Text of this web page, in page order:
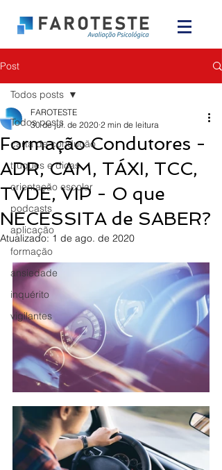
Post
Todos posts
carta de condução
truques e dicas
orientação escolar
podcasts
aplicação
formação
ansiedade
inquérito
vigilantes
Todos posts
Formação Condutores -
ADR, CAM, TÁXI, TCC,
TVDE, VIP - O que
NECESSITA de SABER?
FAROTESTE
30 de jul. de 2020 2 min de leitura
Atualizado:1 de ago. de 2020